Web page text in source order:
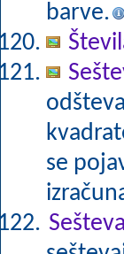
barve.
se